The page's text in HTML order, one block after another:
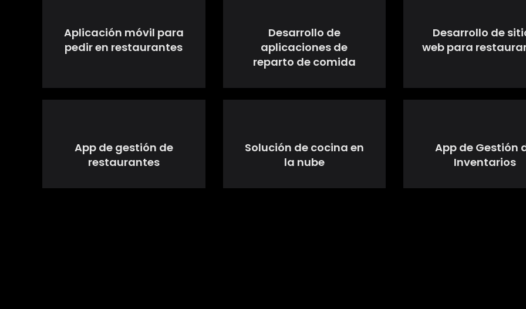
Aplicación móvil para
pedir en restaurantes
Desarrollo de
aplicaciones de
reparto de comida
Desarrollo de
web para
App de gestión de
restaurantes
Solución de cocina en
la nube
App de Gestión
Inventarios